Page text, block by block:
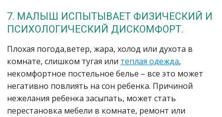
7. МАЛЫШ ИСПЫТЫВАЕТ ФИЗИЧЕСКИЙ И
ПСИХОЛОГИЧЕСКИЙ ДИСКОМФОРТ.
Плохая погода,ветер, жара, холод или духота в
комнате, слишком тугая или теплая одежда,
некомфортное постельное белье – все это может
негативно повлиять на сон ребенка. Причиной
нежелания ребенка засыпать, может стать
перестановка мебели в комнате, ремонт или